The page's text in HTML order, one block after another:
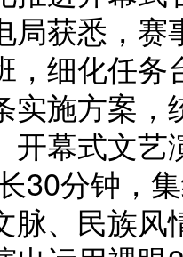
局获悉，
，细化任
实施方案
开幕式文艺
30分钟，
脉、民族